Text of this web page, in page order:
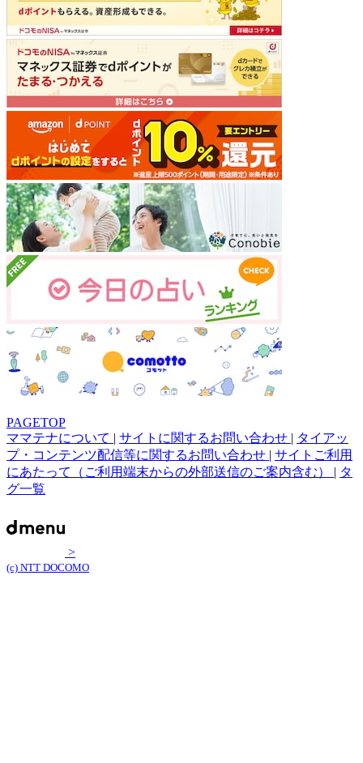
PAGETOP
ママテナについて | サイトに関するお問い合わせ | タイアッ
プ・コンテンツ配信等に関するお問い合わせ | サイトご利用
にあたって（ご利用端末からの外部送信のご案内含む） | タ
グ一覧
>
(c) NTT DOCOMO